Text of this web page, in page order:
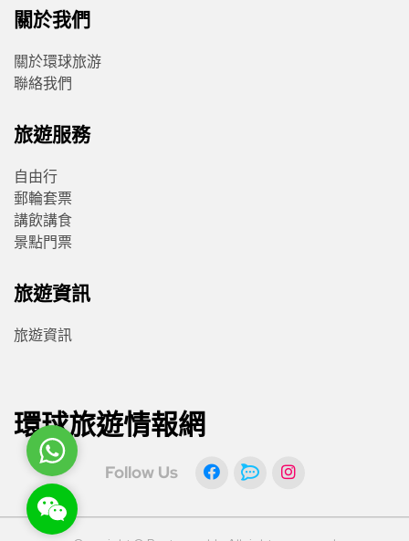
關於我們
關於環球旅游
聯絡我們
旅遊服務
自由行
郵輪套票
講飲講食
景點門票
旅遊資訊
旅遊資訊
環球旅遊情報網
Follow Us
WhatsApp
WeChat: rsgt819